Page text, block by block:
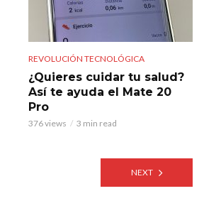
REVOLUCIÓN TECNOLÓGICA
¿Quieres cuidar tu salud?
Así te ayuda el Mate 20
Pro
376 views 3 min read
NEXT